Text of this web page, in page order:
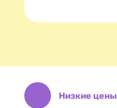
Низкие цены